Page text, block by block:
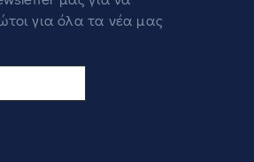
για όλα τα νέα μας